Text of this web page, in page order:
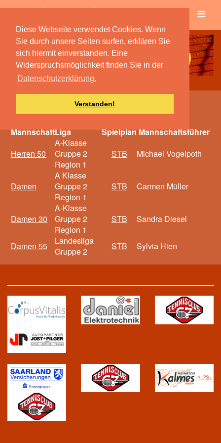
Diese Webseite verwendet Cookies. Wenn
Sie durch unsere Seiten surfen, erklären Sie
sich hiermit einverstanden. Eine
Widerspruchsmöglichkeit finden Sie in der
Datenschutzerklärung.
Verstanden!
≡
Mannschaften 2015
MannschaftLiga SpielplanMannschaftsführer
Herren 50
A-Klasse
Gruppe 2
Region 1
STB Michael Vogelpoth
Damen
A Klasse
Gruppe 2
Region 1
STB Carmen Müller
Damen 30
A-Klasse
Gruppe 2
Region 1
STB Sandra Diesel
Damen 55
Landesliga
Gruppe 2
STB Sylvia Hien